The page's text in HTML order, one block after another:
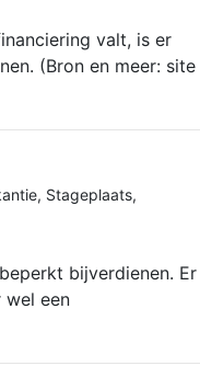
valt, is er
(Bron en meer: site
, Stageplaats,
bijverdienen. Er
wel een